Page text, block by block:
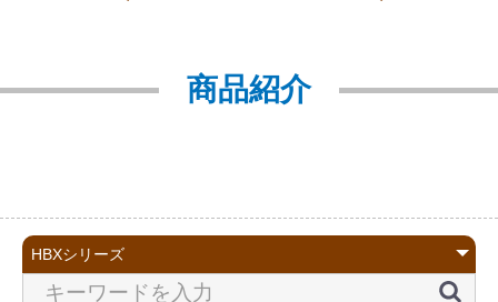
商品紹介